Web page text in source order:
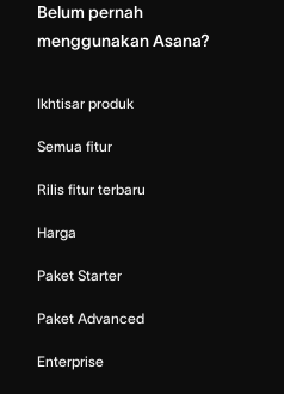
Belum pernah
menggunakan Asana?
Ikhtisar produk
Semua fitur
Rilis fitur terbaru
Harga
Paket Starter
Paket Advanced
Enterprise